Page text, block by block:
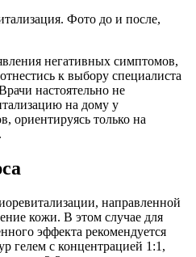
негативных симптомов,
к выбору специалиста
настоятельно не
на дому у
ориентируясь только на
направленной
кожи. В этом случае для
эффекта рекомендуется
гелем с концентрацией 1:1,